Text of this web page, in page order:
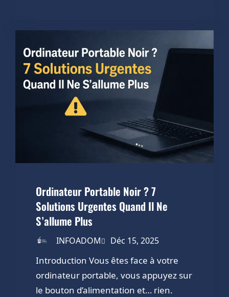
Ordinateur Portable Noir ? 7
Solutions Urgentes Quand Il Ne
S’allume Plus
INFOADOM Déc 15, 2025
Introduction Vous êtes face à votre
ordinateur portable, vous appuyez sur
le bouton d’alimentation et… rien.